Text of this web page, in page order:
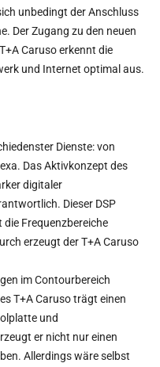
unbedingt der Anschluss
Der Zugang zu den neuen
Caruso erkennt die
und Internet optimal aus.
Dienste: von
Das Aktivkonzept des
digitaler
Dieser DSP
Frequenzbereiche
erzeugt der T+A Caruso
im Contourbereich
T+A Caruso trägt einen
und
er nicht nur einen
Allerdings wäre selbst